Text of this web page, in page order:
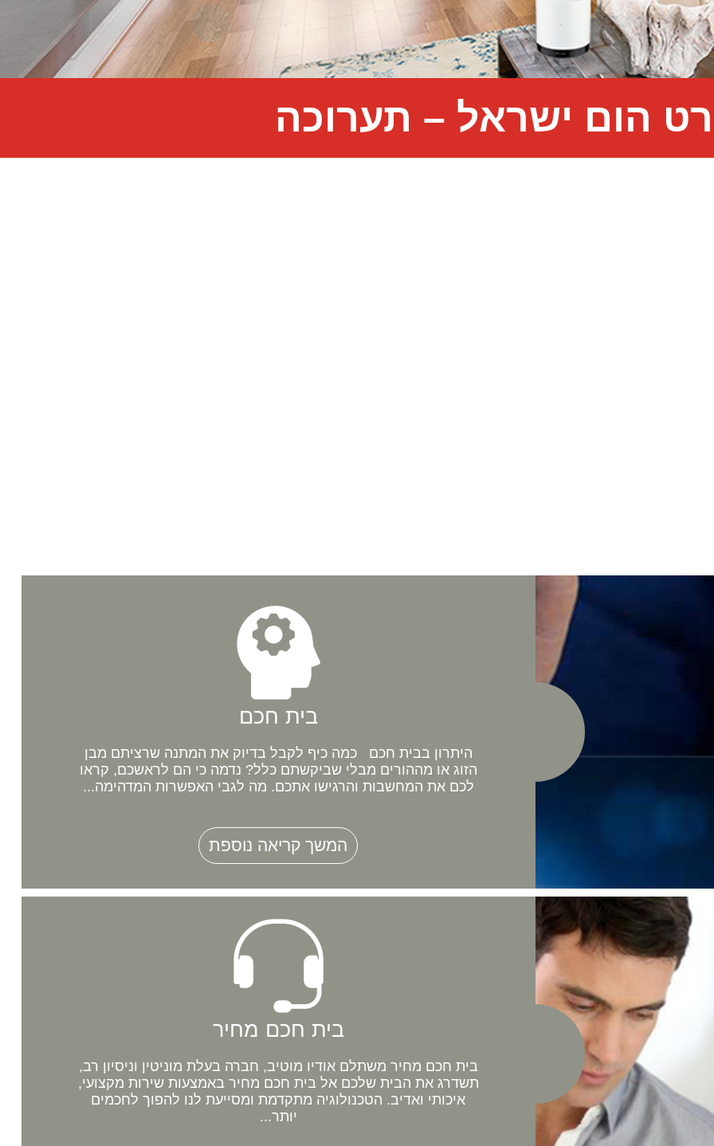
הום ישראל – תערוכה
בית חכם
היתרון בבית חכם כמה כיף לקבל בדיוק את המתנה שרציתם מבן
הזוג או מההורים מבלי שביקשתם כלל? נדמה כי הם לראשכם, קראו
לכם את המחשבות והרגישו אתכם. מה לגבי האפשרות המדהימה...
המשך קריאה נוספת
בית חכם מחיר
בית חכם מחיר משתלם אודיו מוטיב, חברה בעלת מוניטין וניסיון רב,
תשדרג את הבית שלכם אל בית חכם מחיר באמצעות שירות מקצועי,
איכותי ואדיב. הטכנולוגיה מתקדמת ומסייעת לנו להפוך לחכמים
יותר...